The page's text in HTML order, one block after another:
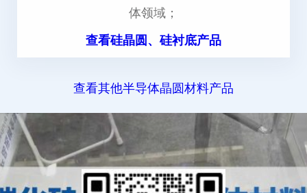
体领域；
查看硅晶圆、硅衬底产品
查看其他半导体晶圆材料产品